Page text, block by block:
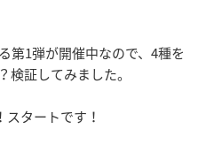
第1弾が開催中なので、4種を
証してみました。
！スタートです！